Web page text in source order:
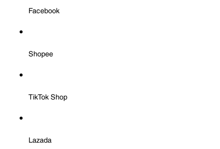
Facebook
Shopee
TikTok Shop
Lazada